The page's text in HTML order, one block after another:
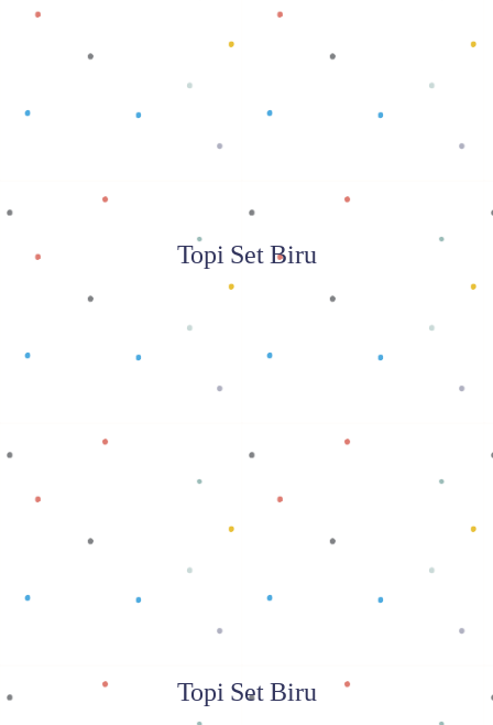
Baca selengkapnya
Topi Set Biru
Baca selengkapnya
Topi Set Biru